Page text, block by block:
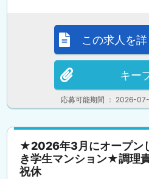
応募可能期間 ： 2026-
この求人を
キー
★2026年3月にオープン
き学生マンション★調理
祝休